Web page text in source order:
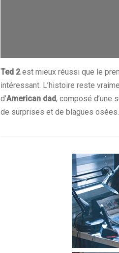
Ted 2est mieux réussi que le
intéressant. L’histoire reste
d’American dad, composé d’une
de surprises et de blagues osées.